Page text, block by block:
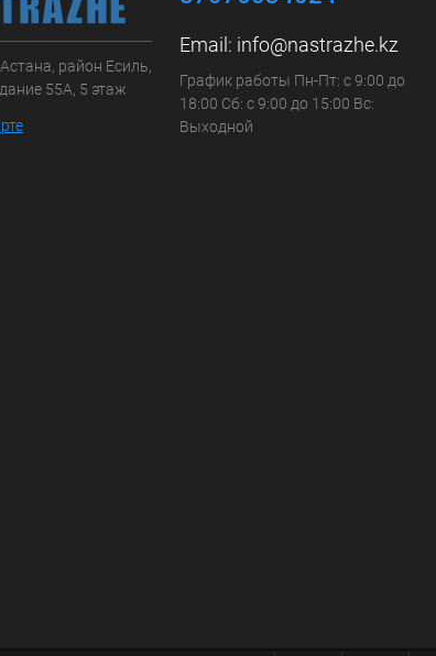
район Есиль,
55А, 5 этаж
Email: info@nastrazhe.kz
График работы Пн-Пт: с 9:00 до
18:00 Сб: с 9:00 до 15:00 Вс:
Выходной